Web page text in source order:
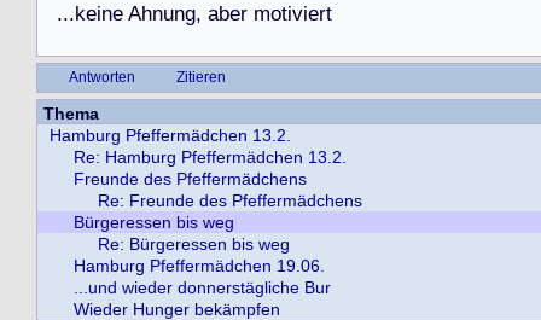
...keine Ahnung, aber motiviert
Antworten Zitieren
Thema
Hamburg Pfeffermädchen 13.2.
Re: Hamburg Pfeffermädchen 13.2.
Freunde des Pfeffermädchens
Re: Freunde des Pfeffermädchens
Bürgeressen bis weg
Re: Bürgeressen bis weg
Hamburg Pfeffermädchen 19.06.
...und wieder donnerstägliche Bur
Wieder Hunger bekämpfen